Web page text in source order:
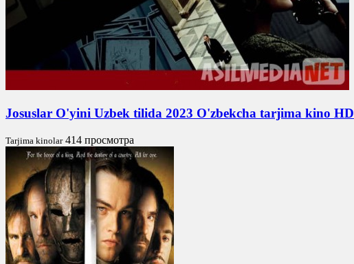
Josuslar O'yini Uzbek tilida 2023 O'zbekcha tarjima kino HD
Tarjima kinolar 414 просмотра